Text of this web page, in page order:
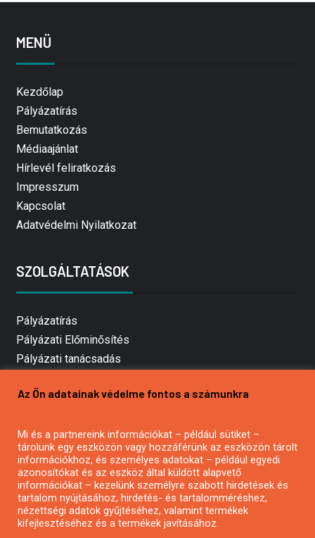
MENÜ
Kezdőlap
Pályázatírás
Bemutatkozás
Médiaajánlat
Hírlevél feliratkozás
Impresszum
Kapcsolat
Adatvédelmi Nyilatkozat
SZOLGÁLTATÁSOK
Pályázatírás
Pályázati Előminősítés
Pályázati tanácsadás
Mezőgazdasági pályázatírás
Pályázatírás civil szervezeteknek
Pályázatírás önkormányzatoknak
Pályázatfigyelés
Specifikus pályázatfigyelés vagy hírlevél
Az Ön adatainak védelme fontos a számunkra
Mi és a partnereink információkat – például sütiket –
tárolunk egy eszközön vagy hozzáférünk az eszközön tárolt
információkhoz, és személyes adatokat – például egyedi
azonosítókat és az eszköz által küldött alapvető
információkat – kezelünk személyre szabott hirdetések és
tartalom nyújtásához, hirdetés- és tartalomméréshez,
nézettségi adatok gyűjtéséhez, valamint termékek
kifejlesztéséhez és a termékek javításához.